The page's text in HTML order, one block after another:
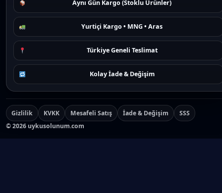
Aynı Gün Kargo (Stoklu Ürünler)
Yurtiçi Kargo • MNG • Aras
Türkiye Geneli Teslimat
Kolay İade & Değişim
Gizlilik KVKK Mesafeli Satış İade & Değişim
SSS
©2026 uykusolunum.com